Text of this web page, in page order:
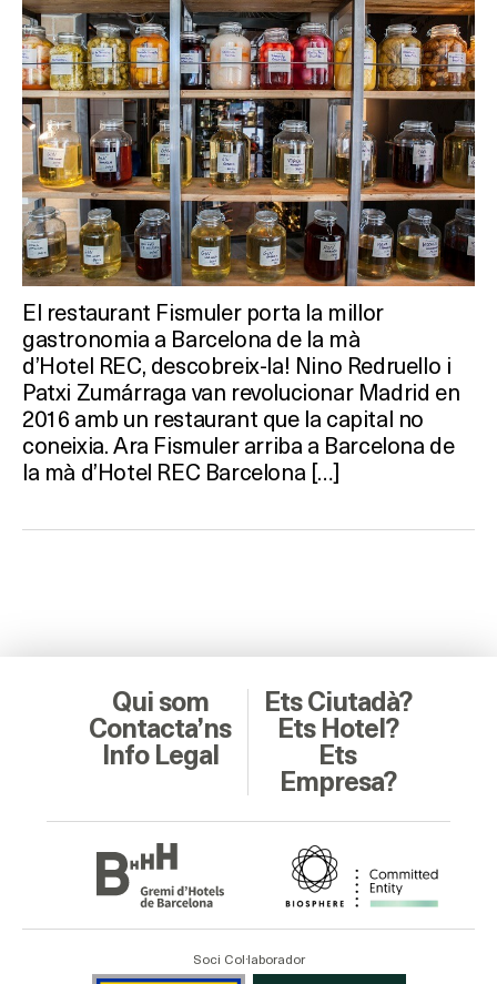
El restaurant Fismuler porta la millor
gastronomia a Barcelona de la mà
d’Hotel REC, descobreix-la! Nino Redruello i
Patxi Zumárraga van revolucionar Madrid en
2016 amb un restaurant que la capital no
coneixia. Ara Fismuler arriba a Barcelona de
la mà d’Hotel REC Barcelona […]
Qui som
Contacta’ns
Info Legal
Ets Ciutadà?
Ets Hotel?
Ets
Empresa?
Soci Col·laborador